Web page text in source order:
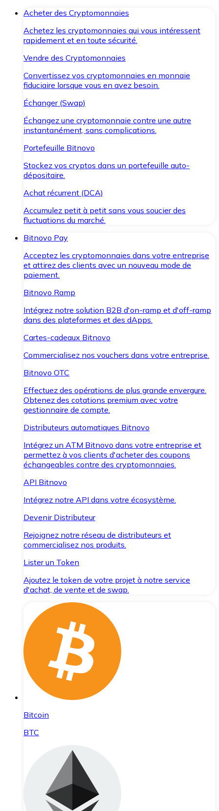
Acheter des Cryptomonnaies
Achetez les cryptomonnaies qui vous intéressent
rapidement et en toute sécurité.
Vendre des Cryptomonnaies
Convertissez vos cryptomonnaies en monnaie
fiduciaire lorsque vous en avez besoin.
Échanger (Swap)
Échangez une cryptomonnaie contre une autre
instantanément, sans complications.
Portefeuille Bitnovo
Stockez vos cryptos dans un portefeuille auto-
dépositaire.
Achat récurrent (DCA)
Accumulez petit à petit sans vous soucier des
fluctuations du marché.
Bitnovo Pay
Acceptez les cryptomonnaies dans votre entreprise
et attirez des clients avec un nouveau mode de
paiement.
Bitnovo Ramp
Intégrez notre solution B2B d'on-ramp et d'off-ramp
dans des plateformes et des dApps.
Cartes-cadeaux Bitnovo
Commercialisez nos vouchers dans votre entreprise.
Bitnovo OTC
Effectuez des opérations de plus grande envergure.
Obtenez des cotations premium avec votre
gestionnaire de compte.
Distributeurs automatiques Bitnovo
Intégrez un ATM Bitnovo dans votre entreprise et
permettez à vos clients d'acheter des coupons
échangeables contre des cryptomonnaies.
API Bitnovo
Intégrez notre API dans votre écosystème.
Devenir Distributeur
Rejoignez notre réseau de distributeurs et
commercialisez nos produits.
Lister un Token
Ajoutez le token de votre projet à notre service
d'achat, de vente et de swap.
Bitcoin
BTC